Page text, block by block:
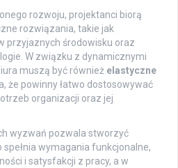
rozwoju, projektanci biorą
rozwiązania, takie jak
przyjaznych środowisku oraz
W związku z dynamicznymi
muszą być również elastyczne
że powinny łatwo dostosowywać
organizacji oraz jej
wyzwań pozwala stworzyć
wymagania funkcjonalne,
i satysfakcji z pracy, a w